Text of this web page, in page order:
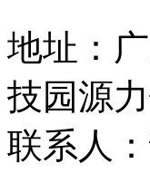
地址：
技园源
联系人